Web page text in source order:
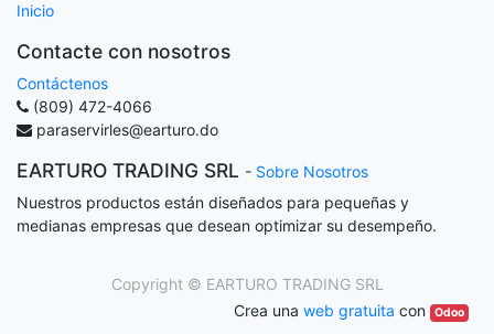
Inicio
Contacte con nosotros
Contáctenos
(809) 472-4066
paraservirles@earturo.do
EARTURO TRADING SRL - Sobre Nosotros
Nuestros productos están diseñados para pequeñas y
medianas empresas que desean optimizar su desempeño.
Copyright © EARTURO TRADING SRL
Crea una web gratuita con Odoo